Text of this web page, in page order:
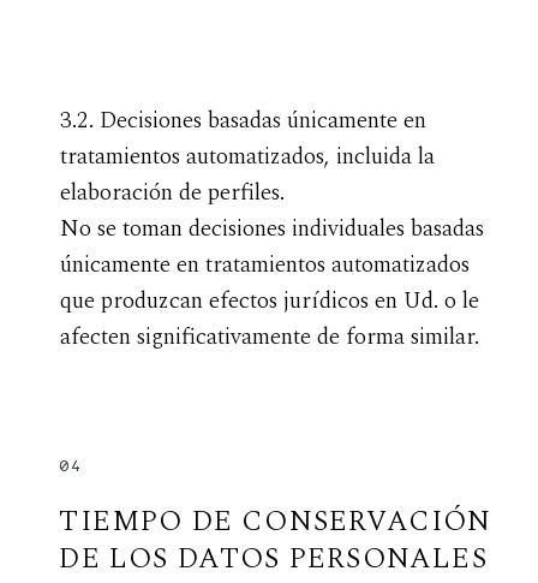
3.2. Decisiones basadas únicamente en
tratamientos automatizados, incluida la
elaboración de perfiles.
No se toman decisiones individuales basadas
únicamente en tratamientos automatizados
que produzcan efectos jurídicos en Ud. o le
afecten significativamente de forma similar.
TIEMPO DE CONSERVACIÓN
DE LOS DATOS PERSONALES
04